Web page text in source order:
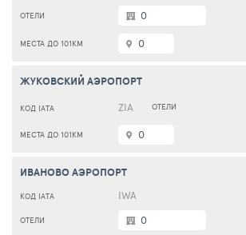
0
0
ЖУКОВСКИЙ АЭРОПОРТ
ZIA
0
ИВАНОВО АЭРОПОРТ
IWA
0